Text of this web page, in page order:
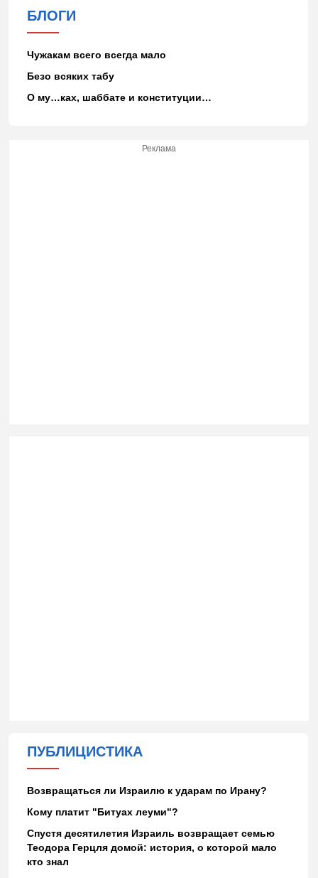
БЛОГИ
Чужакам всего всегда мало
Безо всяких табу
О му…ках, шаббате и конституции…
Реклама
ПУБЛИЦИСТИКА
Возвращаться ли Израилю к ударам по Ирану?
Кому платит "Битуах леуми"?
Спустя десятилетия Израиль возвращает семью
Теодора Герцля домой: история, о которой мало
кто знал